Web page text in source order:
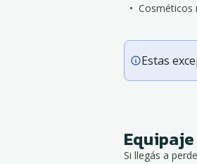
Cosméticos
Estas
Si llegás a